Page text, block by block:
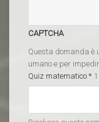
CAPTCHA
Questa domanda è
Quiz matematico *